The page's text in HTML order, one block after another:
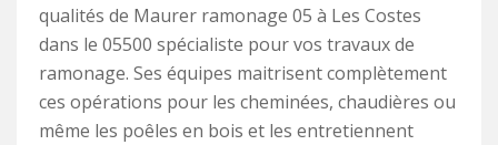
qualités de Maurer ramonage 05 à Les Costes
dans le 05500 spécialiste pour vos travaux de
ramonage. Ses équipes maitrisent complètement
ces opérations pour les cheminées, chaudières ou
même les poêles en bois et les entretiennent